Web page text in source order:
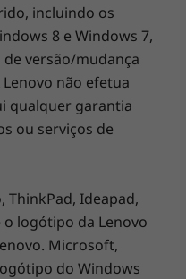
até NVIDIA®
aumento de
às gerações
criação de
incluindo os
8 e Windows 7,
de versão/mudança
não efetua
qualquer garantia
ou serviços de
ThinkPad, Ideapad,
logótipo da Lenovo
Microsoft,
do Windows